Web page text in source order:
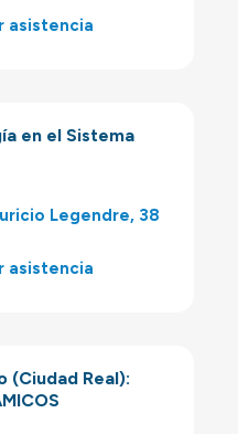
asistencia
en el Sistema
Legendre, 38
asistencia
Real):